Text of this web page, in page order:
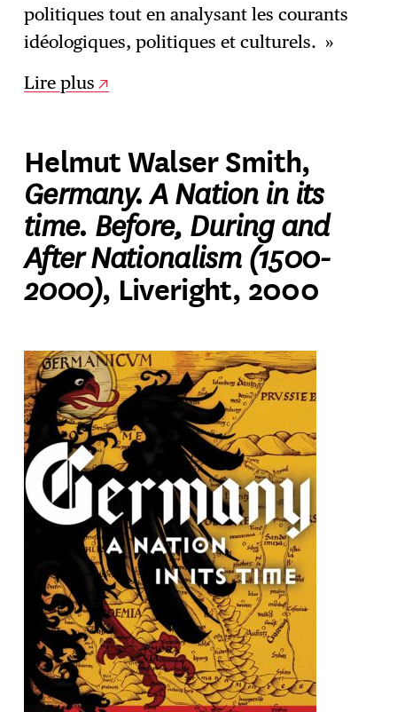
politiques tout en analysant les courants
idéologiques, politiques et culturels. »
Lire plus
Helmut Walser Smith,
Germany. A Nation in its
time. Before, During and
After Nationalism (1500-
2000), Liveright, 2000